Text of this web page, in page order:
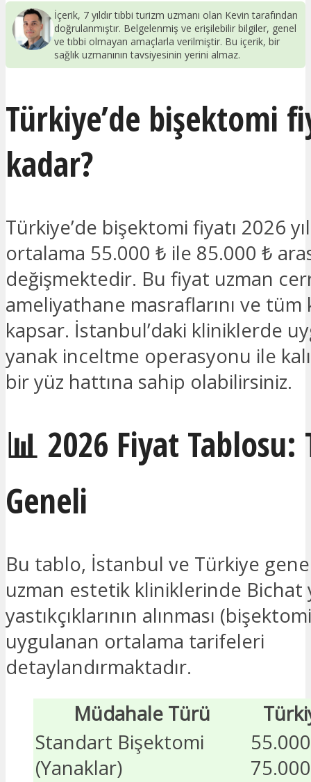
İçerik, 7 yıldır tıbbi turizm uzmanı olan Kevin tarafından
doğrulanmıştır. Belgelenmiş ve erişilebilir bilgiler, genel
ve tıbbi olmayan amaçlarla verilmiştir. Bu içerik, bir
sağlık uzmanının tavsiyesinin yerini almaz.
Türkiye’de bişektomi
kadar?
Türkiye’de bişektomi fiyatı 2026
ortalama 55.000 ₺ ile 85.000 ₺
değişmektedir. Bu fiyat uzman
ameliyathane masraflarını ve
kapsar. İstanbul’daki kliniklerde
yanak inceltme operasyonu ile
bir yüz hattına sahip olabilirsiniz.
📊 2026 Fiyat Tablosu:
Geneli
Bu tablo, İstanbul ve Türkiye
uzman estetik kliniklerinde Bichat
yastıkçıklarının alınması
uygulanan ortalama tarifeleri
detaylandırmaktadır.
Müdahale Türü
Standart Bişektomi
(Yanaklar)